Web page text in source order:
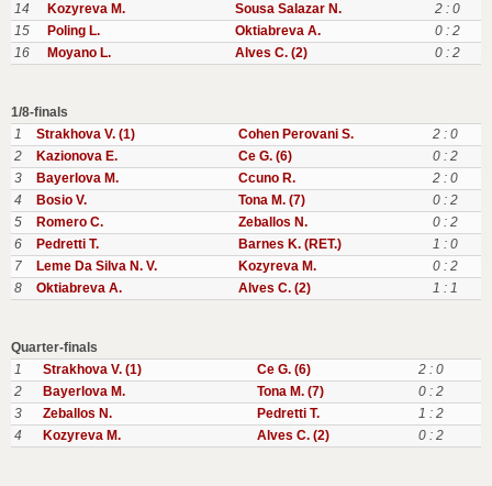
14 Kozyreva M. Sousa Salazar N.
2 : 0
15
Poling L. Oktiabreva A.
0 : 2
16
Moyano L. Alves C. (2) 0 : 2
1/8-finals
1
Strakhova V. (1) Cohen Perovani S.
2 : 0
2
Kazionova E. Ce G. (6)
0 : 2
3
Bayerlova M. Ccuno R.
2 : 0
4
Bosio V. Tona M. (7)
0 : 2
5
Romero C. Zeballos N.
0 : 2
6
Pedretti T. Barnes K. (RET.)
1 : 0
7
Leme Da Silva N. V. Kozyreva M.
0 : 2
8
Oktiabreva A. Alves C. (2) 1 : 1
Quarter-finals
1
Strakhova V. (1) Ce G. (6)
2 : 0
2
Bayerlova M. Tona M. (7)
0 : 2
3
Zeballos N. Pedretti T.
1 : 2
4
Kozyreva M. Alves C. (2) 0 : 2